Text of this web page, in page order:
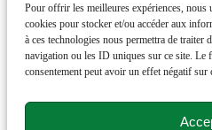
Pour offrir les meilleures expériences, nous
cookies pour stocker et/ou accéder aux
à ces technologies nous permettra de traiter
navigation ou les ID uniques sur ce site. Le
consentement peut avoir un effet négatif sur
nouvelles de votre commune.